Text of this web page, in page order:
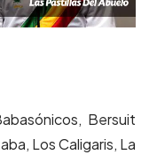
Bersuit
Los Caligaris, La